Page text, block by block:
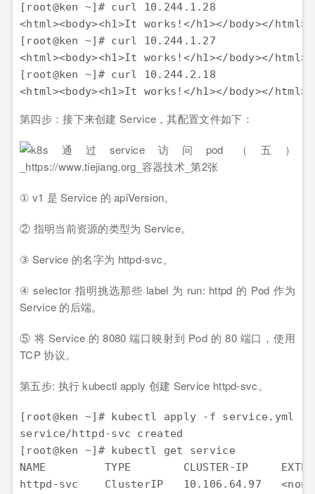
[root@ken ~]# curl 10.244.1.28
<html><body><h1>It works!</h1></body></html>
[root@ken ~]# curl 10.244.1.27
<html><body><h1>It works!</h1></body></html>
[root@ken ~]# curl 10.244.2.18
<html><body><h1>It works!</h1></body></html>
第四步：接下来创建 Service，其配置文件如下：
① v1 是 Service 的 apiVersion。
② 指明当前资源的类型为 Service。
③ Service 的名字为 httpd-svc。
④ selector 指明挑选那些 label 为 run: httpd 的 Pod 作为
Service 的后端。
⑤ 将 Service 的 8080 端口映射到 Pod 的 80 端口，使用
TCP 协议。
第五步: 执行 kubectl apply 创建 Service httpd-svc。
[root@ken ~]# kubectl apply -f service.yml
service/httpd-svc created
[root@ken ~]# kubectl get service
NAME         TYPE        CLUSTER-IP
httpd-svc    ClusterIP   10.106.64.97